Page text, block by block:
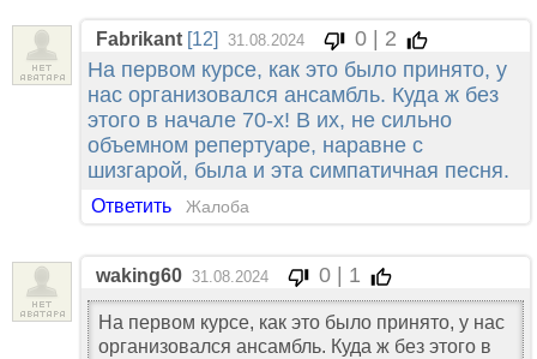
Fabrikant [12] 31.08.2024
0 | 2
На первом курсе, как это было принято, у
нас организовался ансамбль. Куда ж без
этого в начале 70-х! В их, не сильно
объемном репертуаре, наравне с
шизгарой, была и эта симпатичная песня.
Ответить Жалоба
waking60 31.08.2024 0 | 1
На первом курсе, как это было принято, у нас
организовался ансамбль. Куда ж без этого в